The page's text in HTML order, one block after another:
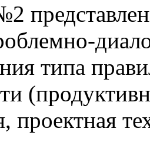
типа
проектная